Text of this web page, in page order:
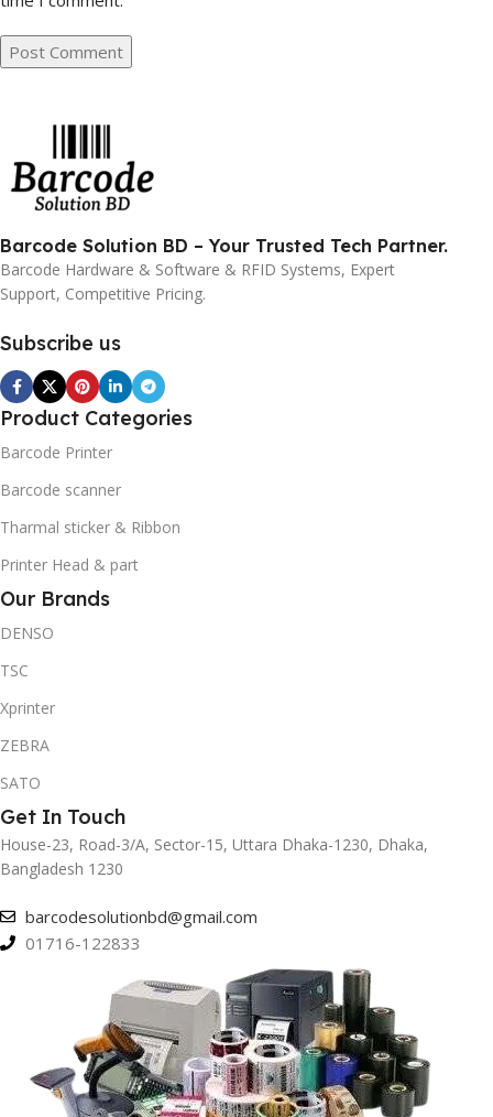
Barcode Solution BD – Your Trusted Tech Partner.
Barcode Hardware & Software & RFID Systems, Expert
Support, Competitive Pricing.
Subscribe us
Product Categories
Barcode Printer
Barcode scanner
Tharmal sticker & Ribbon
Printer Head & part
Our Brands
DENSO
TSC
Xprinter
ZEBRA
SATO
Get In Touch
House-23, Road-3/A, Sector-15, Uttara Dhaka-1230, Dhaka,
Bangladesh 1230
barcodesolutionbd@gmail.com
01716-122833